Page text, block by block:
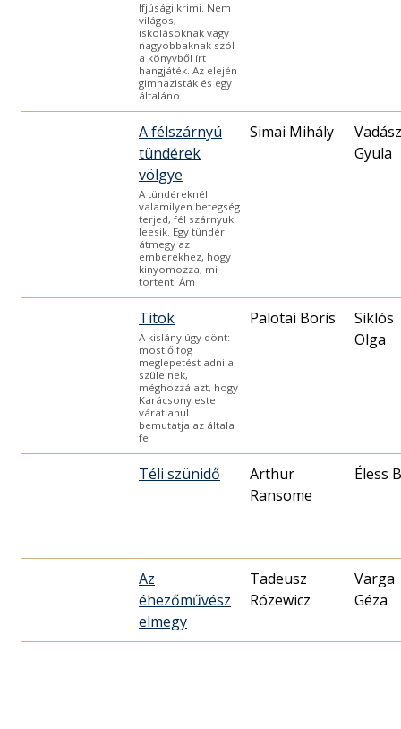
Ifjúsági krimi. Nem
világos,
iskolásoknak vagy
nagyobbaknak szól
a könyvből írt
hangjáték. Az elején
gimnazisták és egy
általáno
A félszárnyú
tündérek
völgye
A tündéreknél
valamilyen betegség
terjed, fél szárnyuk
leesik. Egy tündér
átmegy az
emberekhez, hogy
kinyomozza, mi
történt. Ám
Simai Mihály
Vadász
Gyula
Titok
A kislány úgy dönt:
most ő fog
meglepetést adni a
szüleinek,
méghozzá azt, hogy
Karácsony este
váratlanul
bemutatja az általa
fe
Palotai Boris
Siklós
Olga
Téli szünidő
Arthur
Ransome
Éless
Az
éhezőművész
elmegy
Tadeusz
Rózewicz
Varga
Géza